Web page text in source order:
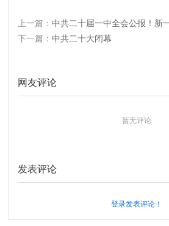
上一篇：中共二十届一中全会公报！新
下一篇：中共二十大闭幕
网友评论
暂无评论
发表评论
登录发表评论！